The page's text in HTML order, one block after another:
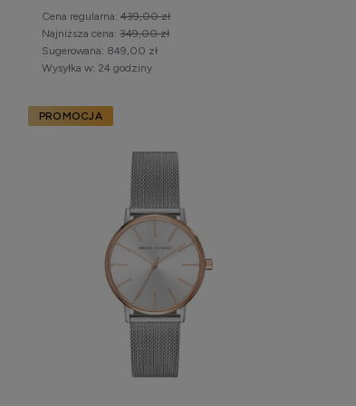
Cena regularna: 439,00 zł
Najniższa cena: 349,00 zł
Wysyłka w: 24 godziny
Sugerowana: 849,00 zł
PROMOCJA